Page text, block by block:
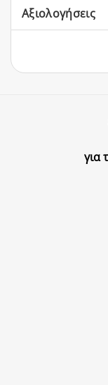
Αξιολογήσεις
για